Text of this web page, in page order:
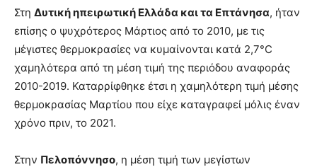
Στη Δυτική ηπειρωτική Ελλάδα και τα Επτάνησα, ήταν
επίσης ο ψυχρότερος Μάρτιος από το 2010, με τις
μέγιστες θερμοκρασίες να κυμαίνονται κατά 2,7°C
χαμηλότερα από τη μέση τιμή της περιόδου αναφοράς
2010-2019. Καταρρίφθηκε έτσι η χαμηλότερη τιμή μέσης
θερμοκρασίας Μαρτίου που είχε καταγραφεί μόλις έναν
χρόνο πριν, το 2021.
Στην Πελοπόννησο, η μέση τιμή των μεγίστων